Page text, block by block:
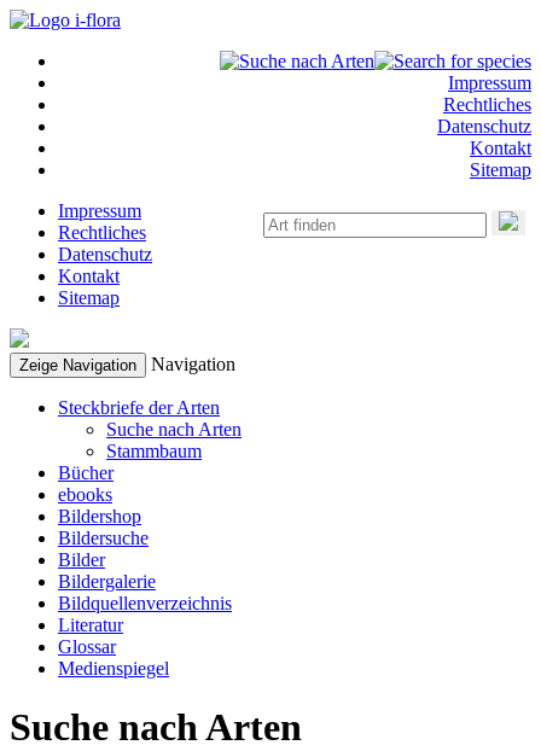
Impressum
Rechtliches
Datenschutz
Kontakt
Sitemap
Impressum
Rechtliches
Datenschutz
Kontakt
Sitemap
Zeige Navigation Navigation
Steckbriefe der Arten
Suche nach Arten
Stammbaum
Bücher
ebooks
Bildershop
Bildersuche
Bilder
Bildergalerie
Bildquellenverzeichnis
Literatur
Glossar
Medienspiegel
Suche nach Arten